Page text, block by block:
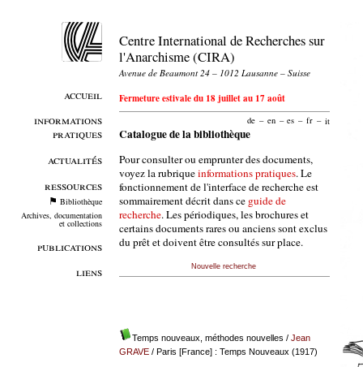
accueil
informations
pratiques
actualités
ressources
Bibliothèque
Archives, documentation
et collections
publications
liens
Centre International de Recherches sur
l'Anarchisme (CIRA)
Avenue de Beaumont 24 – 1012 Lausanne – Suisse
Fermeture estivale du 18 juillet au 17 août
de – en – es – fr – it
Catalogue de la bibliothèque
Pour consulter ou emprunter des documents,
voyez la rubriqueinformations pratiques. Le
fonctionnement de l'interface de recherche est
sommairement décrit dans ce guide de
recherche. Les périodiques, les brochures et
certains documents rares ou anciens sont exclus
du prêt et doivent être consultés sur place.
Nouvelle recherche
Temps nouveaux, méthodes nouvelles / Jean
GRAVE/ Paris [France] : Temps Nouveaux (1917)